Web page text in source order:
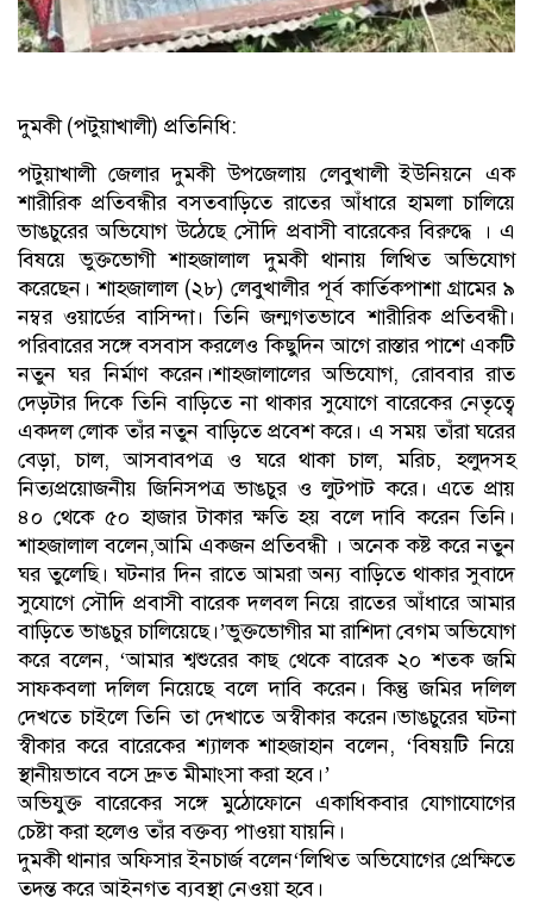
দুমকী (পটুয়াখালী) প্রতিনিধি:
পটুয়াখালী জেলার দুমকী উপজেলায় লেবুখালী ইউনিয়নে এক
শারীরিক প্রতিবন্ধীর বসতবাড়িতে রাতের আঁধারে হামলা চালিয়ে
ভাঙচুরের অভিযোগ উঠেছে সৌদি প্রবাসী বারেকের বিরুদ্ধে । এ
বিষয়ে ভুক্তভোগী শাহজালাল দুমকী থানায় লিখিত অভিযোগ
করেছেন। শাহজালাল (২৮) লেবুখালীর পূর্ব কার্তিকপাশা গ্রামের ৯
নম্বর ওয়ার্ডের বাসিন্দা। তিনি জন্মগতভাবে শারীরিক প্রতিবন্ধী।
পরিবারের সঙ্গে বসবাস করলেও কিছুদিন আগে রাস্তার পাশে একটি
নতুন ঘর নির্মাণ করেন।শাহজালালের অভিযোগ, রোববার রাত
দেড়টার দিকে তিনি বাড়িতে না থাকার সুযোগে বারেকের নেতৃত্বে
একদল লোক তাঁর নতুন বাড়িতে প্রবেশ করে। এ সময় তাঁরা ঘরের
বেড়া, চাল, আসবাবপত্র ও ঘরে থাকা চাল, মরিচ, হলুদসহ
নিত্যপ্রয়োজনীয় জিনিসপত্র ভাঙচুর ও লুটপাট করে। এতে প্রায়
৪০ থেকে ৫০ হাজার টাকার ক্ষতি হয় বলে দাবি করেন তিনি।
শাহজালাল বলেন,আমি একজন প্রতিবন্ধী । অনেক কষ্ট করে নতুন
ঘর তুলেছি। ঘটনার দিন রাতে আমরা অন্য বাড়িতে থাকার সুবাদে
সুযোগে সৌদি প্রবাসী বারেক দলবল নিয়ে রাতের আঁধারে আমার
বাড়িতে ভাঙচুর চালিয়েছে।’ভুক্তভোগীর মা রাশিদা বেগম অভিযোগ
করে বলেন, ‘আমার শ্বশুরের কাছ থেকে বারেক ২০ শতক জমি
সাফকবলা দলিল নিয়েছে বলে দাবি করেন। কিন্তু জমির দলিল
দেখতে চাইলে তিনি তা দেখাতে অস্বীকার করেন।ভাঙচুরের ঘটনা
স্বীকার করে বারেকের শ্যালক শাহজাহান বলেন, ‘বিষয়টি নিয়ে
স্থানীয়ভাবে বসে দ্রুত মীমাংসা করা হবে।’
অভিযুক্ত বারেকের সঙ্গে মুঠোফোনে একাধিকবার যোগাযোগের
চেষ্টা করা হলেও তাঁর বক্তব্য পাওয়া যায়নি।
দুমকী থানার অফিসার ইনচার্জ বলেন‘লিখিত অভিযোগের প্রেক্ষিতে
তদন্ত করে আইনগত ব্যবস্থা নেওয়া হবে।